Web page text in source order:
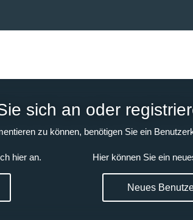
sich an oder
zu können, benötigen Sie ein
hier an. Hier können Sie ein
Neues